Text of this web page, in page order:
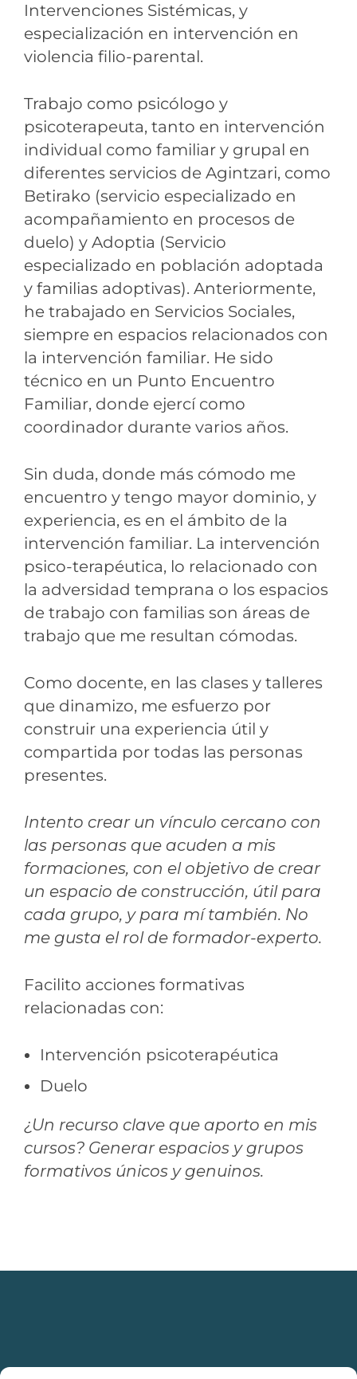
Intervenciones Sistémicas, y
especialización en intervención en
violencia filio-parental.
Trabajo como psicólogo y
psicoterapeuta, tanto en intervención
individual como familiar y grupal en
diferentes servicios de Agintzari, como
Betirako (servicio especializado en
acompañamiento en procesos de
duelo) y Adoptia (Servicio
especializado en población adoptada
y familias adoptivas). Anteriormente,
he trabajado en Servicios Sociales,
siempre en espacios relacionados con
la intervención familiar. He sido
técnico en un Punto Encuentro
Familiar, donde ejercí como
coordinador durante varios años.
Sin duda, donde más cómodo me
encuentro y tengo mayor dominio, y
experiencia, es en el ámbito de la
intervención familiar. La intervención
psico-terapéutica, lo relacionado con
la adversidad temprana o los espacios
de trabajo con familias son áreas de
trabajo que me resultan cómodas.
Como docente, en las clases y talleres
que dinamizo, me esfuerzo por
construir una experiencia útil y
compartida por todas las personas
presentes.
Intento crear un vínculo cercano con
las personas que acuden a mis
formaciones, con el objetivo de crear
un espacio de construcción, útil para
cada grupo, y para mí también. No
me gusta el rol de formador-experto.
Facilito acciones formativas
relacionadas con:
Intervención psicoterapéutica
Duelo
¿Un recurso clave que aporto en mis
cursos? Generar espacios y grupos
formativos únicos y genuinos.